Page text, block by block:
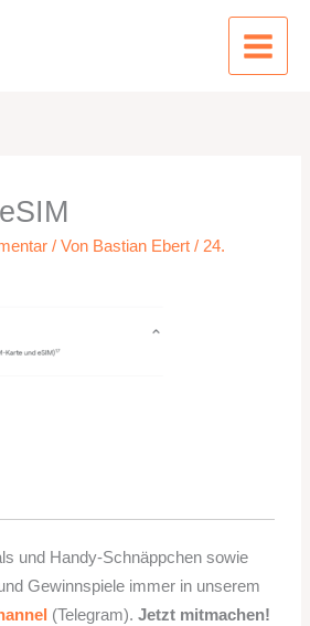
/ Von Bastian Ebert/ 24.
und Handy-Schnäppchen sowie
Gewinnspiele immer in unserem
(Telegram). Jetzt mitmachen!